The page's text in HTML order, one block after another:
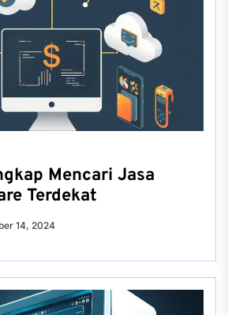
Mencari Jasa
Terdekat
14, 2024